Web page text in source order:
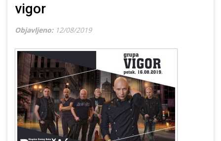
vigor
Objavljeno: 12/08/2019